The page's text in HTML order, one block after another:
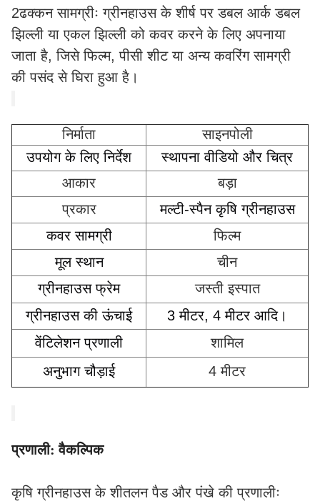
2ढक्कन सामग्रीः ग्रीनहाउस के शीर्ष पर डबल आर्क डबल
झिल्ली या एकल झिल्ली को कवर करने के लिए अपनाया
जाता है, जिसे फिल्म, पीसी शीट या अन्य कवरिंग सामग्री
की पसंद से घिरा हुआ है।
निर्माता
साइनपोली
उपयोग के लिए निर्देश
स्थापना वीडियो और चित्र
आकार
बड़ा
प्रकार
मल्टी-स्पैन कृषि ग्रीनहाउस
कवर सामग्री
फिल्म
मूल स्थान
चीन
ग्रीनहाउस फ्रेम
जस्ती इस्पात
ग्रीनहाउस की ऊंचाई
3 मीटर, 4 मीटर आदि।
वेंटिलेशन प्रणाली
शामिल
अनुभाग चौड़ाई 4 मीटर
प्रणाली: वैकल्पिक
कृषि ग्रीनहाउस के शीतलन पैड और पंखे की प्रणालीः